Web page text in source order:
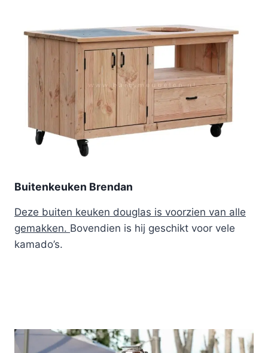
Buitenkeuken Brendan
Deze buiten keuken douglas is voorzien van alle
gemakken. Bovendien is hij geschikt voor vele
kamado’s.